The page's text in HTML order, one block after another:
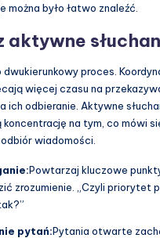
można było łatwo znaleźć.
aktywne
dwukierunkowy proces.
więcej czasu na
ich odbieranie. Aktywne
koncentrację na tym, co mówi
wiadomości.
Powtarzaj kluczowe
zrozumienie. „Czyli priorytet
pytań:Pytania otwarte